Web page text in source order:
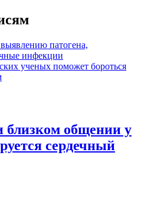
патогена,
инфекции
ученых поможет бороться
близком общении у
сердечный